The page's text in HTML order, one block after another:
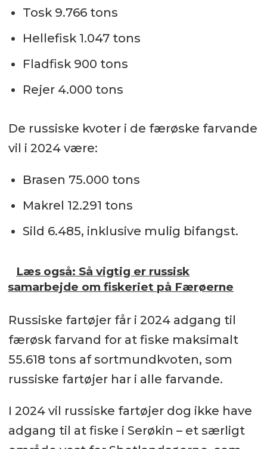
Tosk 9.766 tons
Hellefisk 1.047 tons
Fladfisk 900 tons
Rejer 4.000 tons
De russiske kvoter i de færøske farvande
vil i 2024 være:
Brasen 75.000 tons
Makrel 12.291 tons
Sild 6.485, inklusive mulig bifangst.
Læs også: Så vigtig er russisk
samarbejde om fiskeriet på Færøerne
Russiske fartøjer får i 2024 adgang til
færøsk farvand for at fiske maksimalt
55.618 tons af sortmundkvoten, som
russiske fartøjer har i alle farvande.
I 2024 vil russiske fartøjer dog ikke have
adgang til at fiske i Serøkin – et særligt